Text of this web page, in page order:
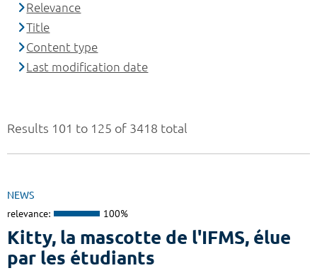
Results 101 to 125 of 3418 total
NEWS
relevance: 100%
Kitty, la mascotte de l'IFMS, élue
par les étudiants
Relevance
Title
Content type
Last modification date